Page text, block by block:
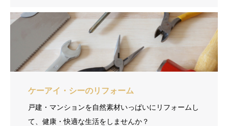
ケーアイ・シーのリフォーム
戸建・マンションを自然素材いっぱいにリフォームし
て、健康・快適な生活をしませんか？